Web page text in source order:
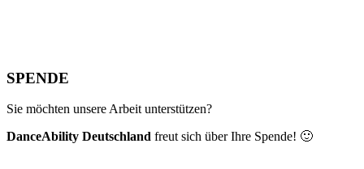
SPENDE
Sie möchten unsere Arbeit unterstützen?
DanceAbility Deutschland freut sich über Ihre Spende! 🙂